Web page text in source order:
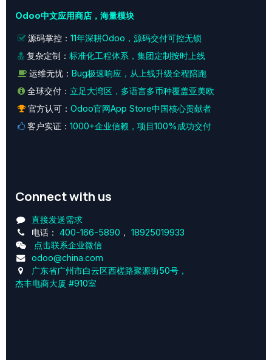
Odoo中文应用商店，海量模块
源码掌控： 11年深耕Odoo，源码交付可控无锁
复杂定制： 标准化工程体系，集团定制按时上线
运维无忧： Bug极速响应，从上线升级全程陪跑
全球交付： 立足大湾区，多语言多币种覆盖亚美欧
官方认可： Odoo官网App Store中国核心贡献者
客户实证： 1000+企业信赖，项目100%成功交付
Connect with us
直接发送需求
电话： 400-166-5890 ， 18925019933
点击联系企业微信
odoo@china.com
广东省广州市白云区西槎路聚源街50号，
杰丰电商大厦 #910室